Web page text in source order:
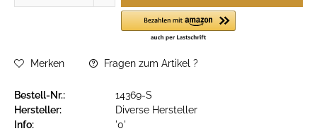
Merken Fragen zum Artikel ?
Bestell-Nr.:
14369-S
Hersteller:
Diverse Hersteller
Info:
'0'